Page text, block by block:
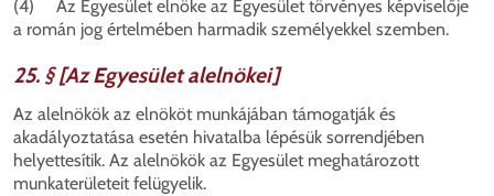
(4) Az Egyesület elnöke az Egyesület törvényes képviselője
a román jog értelmében harmadik személyekkel szemben.
25. § [Az Egyesület alelnökei]
Az alelnökök az elnököt munkájában támogatják és
akadályoztatása esetén hivatalba lépésük sorrendjében
helyettesítik. Az alelnökök az Egyesület meghatározott
munkaterületeit felügyelik.